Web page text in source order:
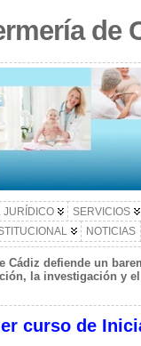
de
JURÍDICO SERVICIOS
NOTICIAS
Cádiz defiende un
la investigación y
curso de